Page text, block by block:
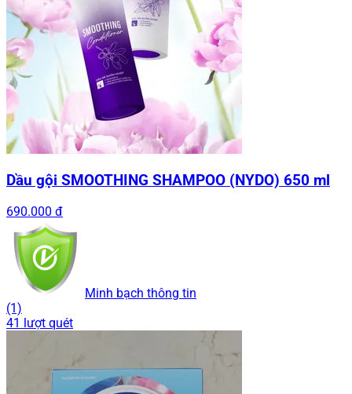
Dầu gội SMOOTHING SHAMPOO (NYDO) 650 ml
690.000 đ
Minh bạch thông tin
(1)
41 lượt quét